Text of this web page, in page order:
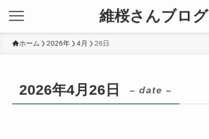
維桜さんブログ
ホーム 2026年 4月 26日
2026年4月26日 – date –